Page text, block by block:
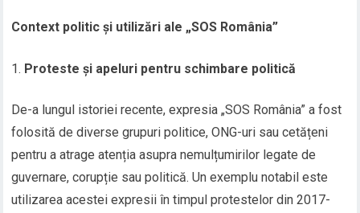
Context politic și utilizări ale „SOS România”
Proteste și apeluri pentru schimbare politică
De-a lungul istoriei recente, expresia „SOS România” a fost
folosită de diverse grupuri politice, ONG-uri sau cetățeni
pentru a atrage atenția asupra nemulțumirilor legate de
guvernare, corupție sau politică. Un exemplu notabil este
utilizarea acestei expresii în timpul protestelor din 2017-